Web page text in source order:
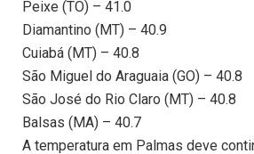
Peixe (TO) – 41.0
Diamantino (MT) – 40.9
Cuiabá (MT) – 40.8
São Miguel do Araguaia (GO) – 40.8
São José do Rio Claro (MT) – 40.8
Balsas (MA) – 40.7
A temperatura em Palmas deve